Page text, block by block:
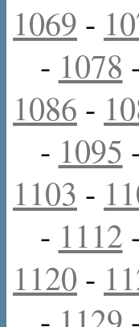
1069 -
- 1078
1086 -
- 1095
1103 -
- 1112
1120 -